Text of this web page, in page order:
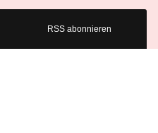
RSS abonnieren